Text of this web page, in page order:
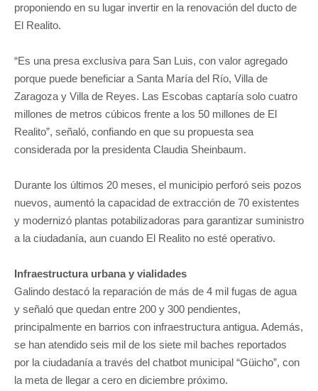
proponiendo en su lugar invertir en la renovación del ducto de
El Realito.
“Es una presa exclusiva para San Luis, con valor agregado
porque puede beneficiar a Santa María del Río, Villa de
Zaragoza y Villa de Reyes. Las Escobas captaría solo cuatro
millones de metros cúbicos frente a los 50 millones de El
Realito”, señaló, confiando en que su propuesta sea
considerada por la presidenta Claudia Sheinbaum.
Durante los últimos 20 meses, el municipio perforó seis pozos
nuevos, aumentó la capacidad de extracción de 70 existentes
y modernizó plantas potabilizadoras para garantizar suministro
a la ciudadanía, aun cuando El Realito no esté operativo.
Infraestructura urbana y vialidades
Galindo destacó la reparación de más de 4 mil fugas de agua
y señaló que quedan entre 200 y 300 pendientes,
principalmente en barrios con infraestructura antigua. Además,
se han atendido seis mil de los siete mil baches reportados
por la ciudadanía a través del chatbot municipal “Güicho”, con
la meta de llegar a cero en diciembre próximo.